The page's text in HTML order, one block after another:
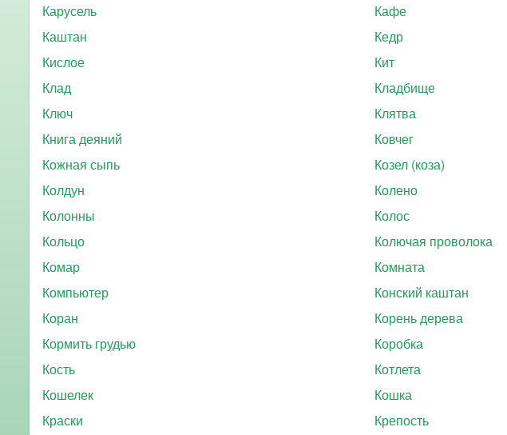
Карусель
Кафе
Каштан
Кедр
Кислое
Кит
Клад
Кладбище
Ключ
Клятва
Книга деяний
Ковчег
Кожная сыпь
Козел (коза)
Колдун
Колено
Колонны
Колос
Кольцо
Колючая проволока
Комар
Комната
Компьютер
Конский каштан
Коран
Корень дерева
Кормить грудью
Коробка
Кость
Котлета
Кошелек
Кошка
Краски
Крепость